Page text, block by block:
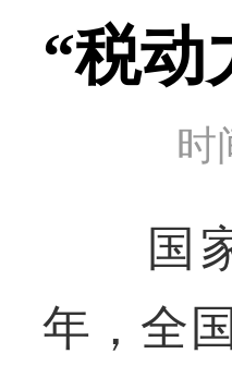
“税动
时
国家
年，全